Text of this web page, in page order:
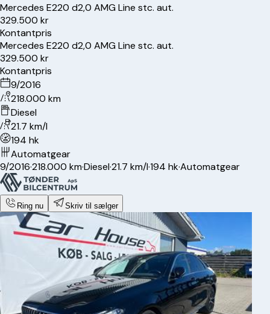
Mercedes E220 d2,0 AMG Line stc. aut.
329.500 kr
Kontantpris
Mercedes E220 d2,0 AMG Line stc. aut.
329.500 kr
Kontantpris
9/2016
218.000 km
Diesel
21.7 km/l
194 hk
Automatgear
9/2016·218.000 km·Diesel·21.7 km/l·194 hk·Automatgear
Ring nu Skriv til sælger